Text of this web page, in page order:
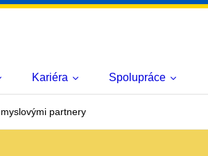
Kariéra Spolupráce
partnery